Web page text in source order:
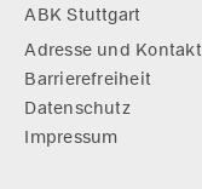
ABK Stuttgart
Adresse und Kontakt
Barrierefreiheit
Datenschutz
Impressum